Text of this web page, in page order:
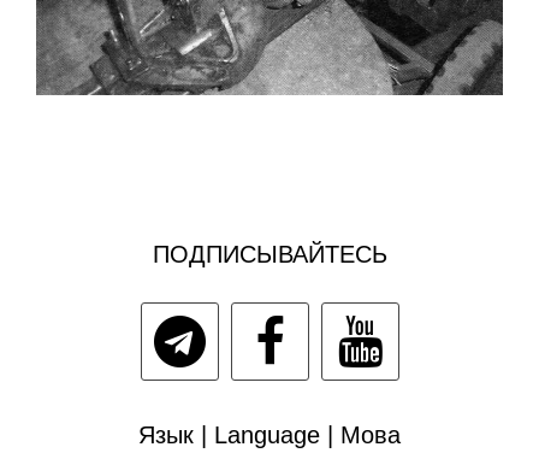
ПОДПИСЫВАЙТЕСЬ
Язык | Language | Мова